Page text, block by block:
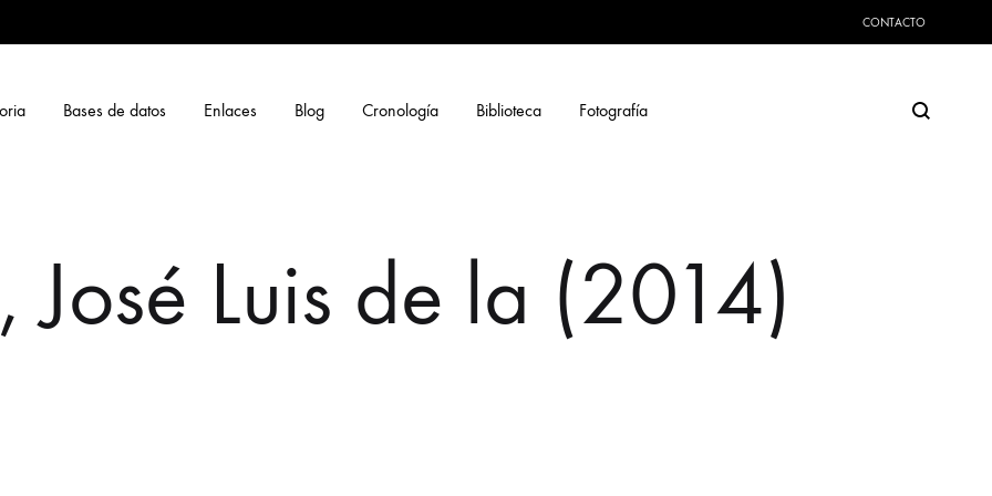
CONTACTO
Bases de datos Enlaces Blog Cronología Biblioteca Fotografía Search
José Luis de la (2014)